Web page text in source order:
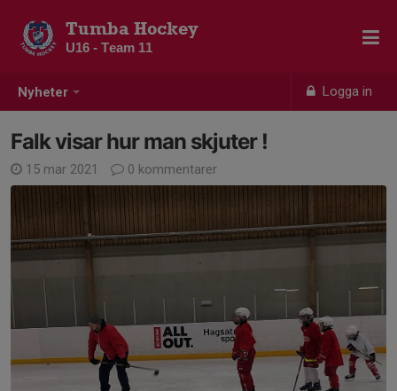
Nyheter Logga in
Tumba Hockey
U16 - Team 11
Falk visar hur man skjuter !
15 mar 2021 0 kommentarer